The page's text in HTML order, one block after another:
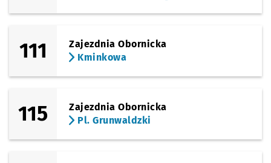
111
Zajezdnia Obornicka
Kminkowa
115
Zajezdnia Obornicka
Pl. Grunwaldzki